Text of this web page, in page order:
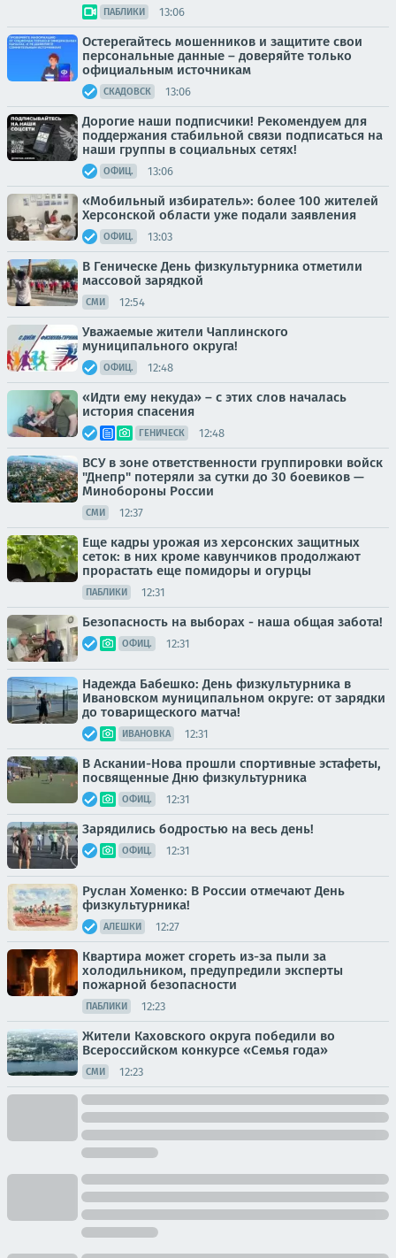
ПАБЛИКИ 13:06
Остерегайтесь мошенников и защитите свои
персональные данные – доверяйте только
официальным источникам
СКАДОВСК 13:06
Дорогие наши подписчики! Рекомендуем для
поддержания стабильной связи подписаться на
наши группы в социальных сетях!
ОФИЦ. 13:06
«Мобильный избиратель»: более 100 жителей
Херсонской области уже подали заявления
ОФИЦ. 13:03
В Геническе День физкультурника отметили
массовой зарядкой
СМИ 12:54
Уважаемые жители Чаплинского
муниципального округа!
ОФИЦ. 12:48
«Идти ему некуда» – с этих слов началась
история спасения
ГЕНИЧЕСК 12:48
ВСУ в зоне ответственности группировки войск
"Днепр" потеряли за сутки до 30 боевиков —
Минобороны России
СМИ 12:37
Еще кадры урожая из херсонских защитных
сеток: в них кроме кавунчиков продолжают
прорастать еще помидоры и огурцы
ПАБЛИКИ 12:31
Безопасность на выборах - наша общая забота!
ОФИЦ. 12:31
Надежда Бабешко: День физкультурника в
Ивановском муниципальном округе: от зарядки
до товарищеского матча!
ИВАНОВКА 12:31
В Аскании-Нова прошли спортивные эстафеты,
посвященные Дню физкультурника
ОФИЦ. 12:31
Зарядились бодростью на весь день!
ОФИЦ. 12:31
Руслан Хоменко: В России отмечают День
физкультурника!
АЛЕШКИ 12:27
Квартира может сгореть из-за пыли за
холодильником, предупредили эксперты
пожарной безопасности
ПАБЛИКИ 12:23
Жители Каховского округа победили во
Всероссийском конкурсе «Семья года»
СМИ 12:23